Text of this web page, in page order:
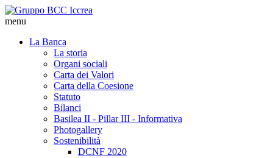
menu
La Banca
La storia
Organi sociali
Carta dei Valori
Carta della Coesione
Statuto
Bilanci
Basilea II - Pillar III - Informativa
Photogallery
Sostenibilità
DCNF 2020